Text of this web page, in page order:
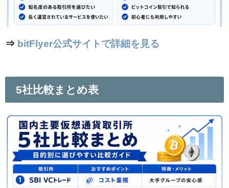
⇒ bitFlyer公式サイトで詳細を見る
5社比較まとめ表